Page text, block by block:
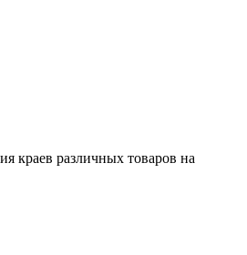
краев различных товаров на